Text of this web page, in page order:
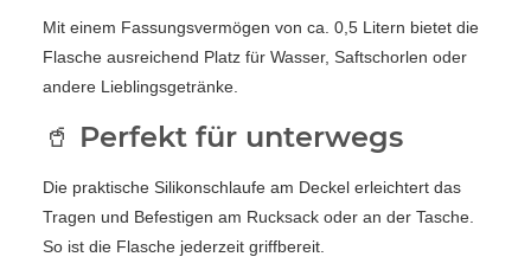
Mit einem Fassungsvermögen von ca. 0,5 Litern bietet die
Flasche ausreichend Platz für Wasser, Saftschorlen oder
andere Lieblingsgetränke.
🥤 Perfekt für unterwegs
Die praktische Silikonschlaufe am Deckel erleichtert das
Tragen und Befestigen am Rucksack oder an der Tasche.
So ist die Flasche jederzeit griffbereit.